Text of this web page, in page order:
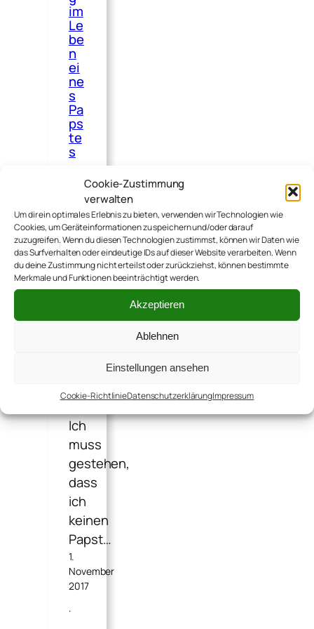
Cookie-Zustimmung
verwalten
Um dir ein optimales Erlebnis zu bieten, verwenden wir Technologien wie
Cookies, um Geräteinformationen zu speichern und/oder darauf
zuzugreifen. Wenn du diesen Technologien zustimmst, können wir Daten wie
das Surfverhalten oder eindeutige IDs auf dieser Website verarbeiten. Wenn
du deine Zustimmung nicht erteilst oder zurückziehst, können bestimmte
Merkmale und Funktionen beeinträchtigt werden.
Akzeptieren
Ablehnen
Einstellungen ansehen
Cookie-RichtlinieDatenschutzerklärungImpressum
im
Le
be
n
ei
ne
s
Pa
ps
te
s
Hier
noch
ein
schon
älterer
Text
von
harrte:
Ich
muss
gestehen,
dass
ich
keinen
Papst…
1.
November
2017
·